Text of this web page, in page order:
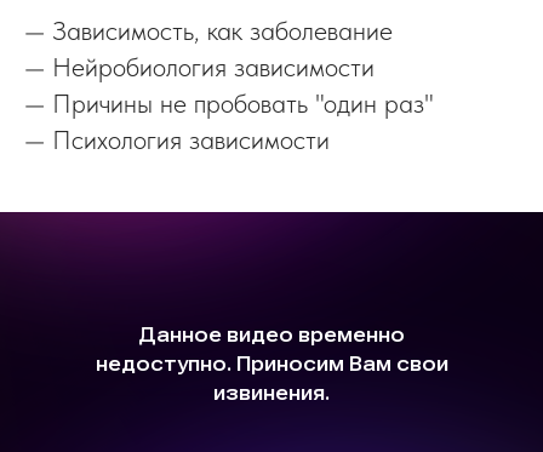
— Зависимость, как заболевание
— Нейробиология зависимости
— Причины не пробовать "один раз"
— Психология зависимости